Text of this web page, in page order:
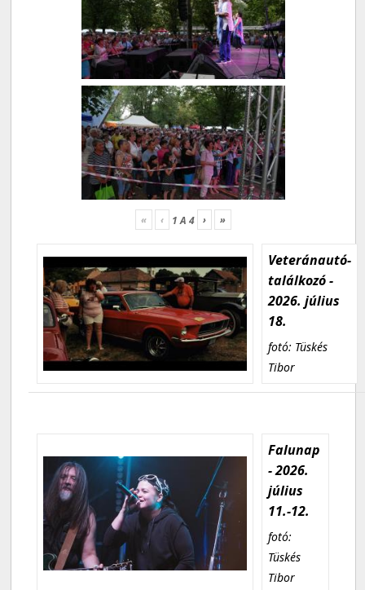
« ‹ 1A 4 › »
Veteránautó-
találkozó -
2026. július
18.
fotó: Tüskés
Tibor
Falunap
- 2026.
július
11.-12.
fotó:
Tüskés
Tibor